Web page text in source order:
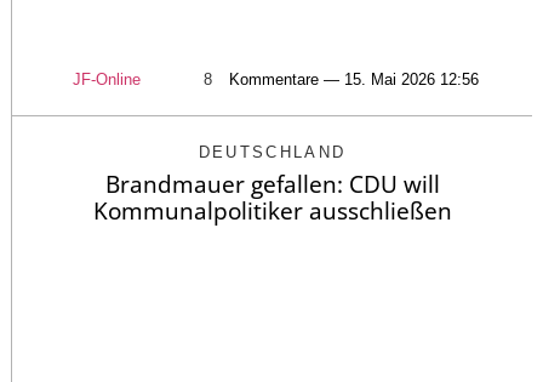
JF-Online 8 Kommentare — 15. Mai 2026 12:56
DEUTSCHLAND
Brandmauer gefallen: CDU will
Kommunalpolitiker ausschließen